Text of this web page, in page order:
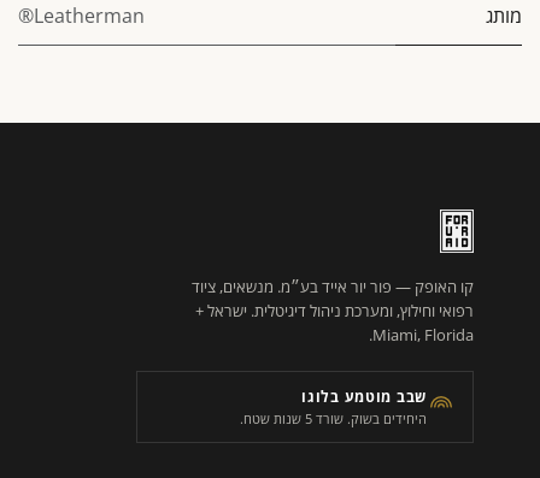
מותג Leatherman®
קו האופק — פור יור אייד בע״מ. מנשאים, ציוד
רפואי וחילוץ, ומערכת ניהול דיגיטלית. ישראל +
Miami, Florida.
שבב מוטמע בלוגו
היחידים בשוק. שורד 5 שנות שטח.